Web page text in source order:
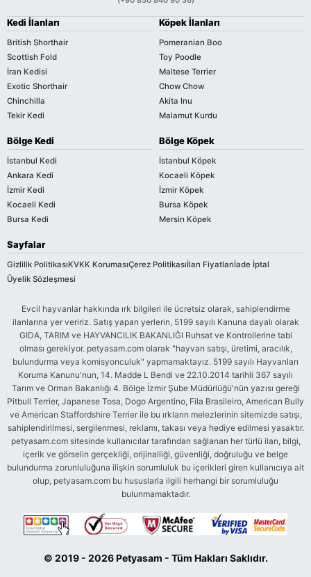
Kedi İlanları
British Shorthair
Scottish Fold
İran Kedisi
Exotic Shorthair
Chinchilla
Tekir Kedi
Köpek İlanları
Pomeranian Boo
Toy Poodle
Maltese Terrier
Chow Chow
Akita Inu
Malamut Kurdu
Bölge Kedi
İstanbul Kedi
Ankara Kedi
İzmir Kedi
Kocaeli Kedi
Bursa Kedi
Bölge Köpek
İstanbul Köpek
Kocaeli Köpek
İzmir Köpek
Bursa Köpek
Mersin Köpek
Sayfalar
Gizlilik PolitikasıKVKK KorumasıÇerez Politikasıİlan Fiyatlarıİade İptal
Üyelik Sözleşmesi
Evcil hayvanlar hakkında ırk bilgileri ile ücretsiz olarak, sahiplendirme
ilanlarına yer veririz. Satış yapan yerlerin, 5199 sayılı Kanuna dayalı olarak
GIDA, TARIM ve HAYVANCILIK BAKANLIĞI Ruhsat ve Kontrollerine tabi
olması gerekiyor. petyasam.com olarak "hayvan satışı, üretimi, aracılık,
bulundurma veya komisyonculuk" yapmamaktayız. 5199 sayılı Hayvanları
Koruma Kanunu'nun, 14. Madde L Bendi ve 22.10.2014 tarihli 367 sayılı
Tarım ve Orman Bakanlığı 4. Bölge İzmir Şube Müdürlüğü'nün yazısı gereği
Pitbull Terrier, Japanese Tosa, Dogo Argentino, Fila Brasileiro, American Bully
ve American Staffordshire Terrier ile bu ırkların melezlerinin sitemizde satışı,
sahiplendirilmesi, sergilenmesi, reklamı, takası veya hediye edilmesi yasaktır.
petyasam.com sitesinde kullanıcılar tarafından sağlanan her türlü ilan, bilgi,
içerik ve görselin gerçekliği, orijinalliği, güvenliği, doğruluğu ve belge
bulundurma zorunluluğuna ilişkin sorumluluk bu içerikleri giren kullanıcıya ait
olup, petyasam.com bu hususlarla ilgili herhangi bir sorumluluğu
bulunmamaktadır.
© 2019 - 2026 Petyasam - Tüm Hakları Saklıdır.